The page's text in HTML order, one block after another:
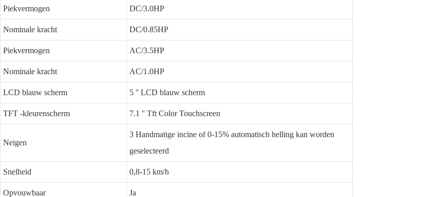
Piekvermogen DC/3.0HP
Nominale kracht DC/0.85HP
Piekvermogen AC/3.5HP
Nominale kracht AC/1.0HP
LCD blauw scherm 5 '' LCD blauw scherm
TFT -kleurenscherm 7.1 '' Tft Color Touchscreen
Neigen
3 Handmatige incine of 0-15% automatisch helling kan worden
geselecteerd
Snelheid 0,8-15 km/h
Opvouwbaar Ja